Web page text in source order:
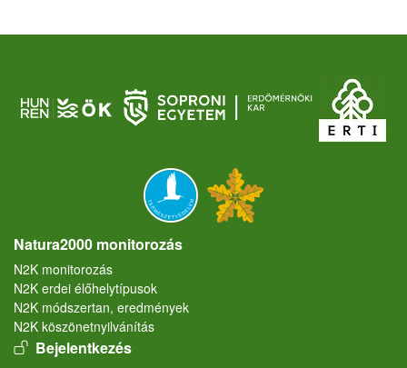
Natura2000 monitorozás
N2K monitorozás
N2K erdei élőhelytípusok
N2K módszertan, eredmények
N2K köszönetnyilvánítás
User account menu
Bejelentkezés